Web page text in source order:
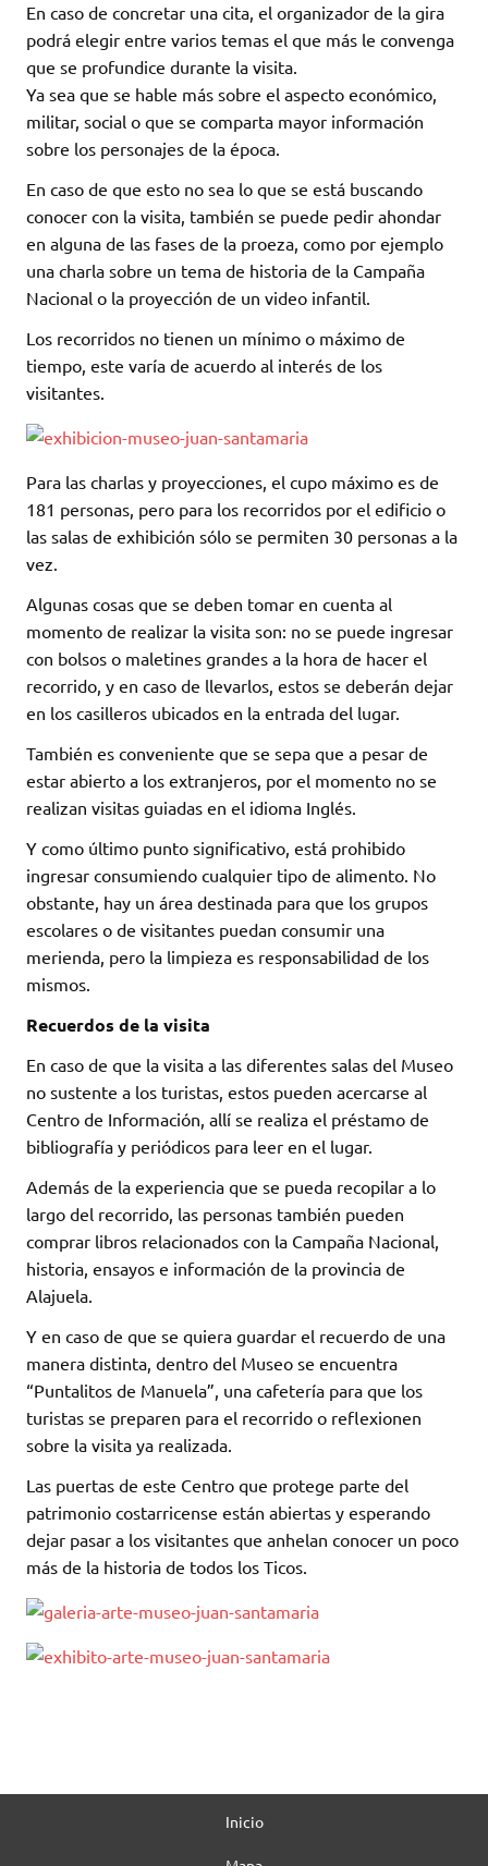
En caso de concretar una cita, el organizador de la gira
podrá elegir entre varios temas el que más le convenga
que se profundice durante la visita.
Ya sea que se hable más sobre el aspecto económico,
militar, social o que se comparta mayor información
sobre los personajes de la época.
En caso de que esto no sea lo que se está buscando
conocer con la visita, también se puede pedir ahondar
en alguna de las fases de la proeza, como por ejemplo
una charla sobre un tema de historia de la Campaña
Nacional o la proyección de un video infantil.
Los recorridos no tienen un mínimo o máximo de
tiempo, este varía de acuerdo al interés de los
visitantes.
Para las charlas y proyecciones, el cupo máximo es de
181 personas, pero para los recorridos por el edificio o
las salas de exhibición sólo se permiten 30 personas a la
vez.
Algunas cosas que se deben tomar en cuenta al
momento de realizar la visita son: no se puede ingresar
con bolsos o maletines grandes a la hora de hacer el
recorrido, y en caso de llevarlos, estos se deberán dejar
en los casilleros ubicados en la entrada del lugar.
También es conveniente que se sepa que a pesar de
estar abierto a los extranjeros, por el momento no se
realizan visitas guiadas en el idioma Inglés.
Y como último punto significativo, está prohibido
ingresar consumiendo cualquier tipo de alimento. No
obstante, hay un área destinada para que los grupos
escolares o de visitantes puedan consumir una
merienda, pero la limpieza es responsabilidad de los
mismos.
Recuerdos de la visita
En caso de que la visita a las diferentes salas del Museo
no sustente a los turistas, estos pueden acercarse al
Centro de Información, allí se realiza el préstamo de
bibliografía y periódicos para leer en el lugar.
Además de la experiencia que se pueda recopilar a lo
largo del recorrido, las personas también pueden
comprar libros relacionados con la Campaña Nacional,
historia, ensayos e información de la provincia de
Alajuela.
Y en caso de que se quiera guardar el recuerdo de una
manera distinta, dentro del Museo se encuentra
“Puntalitos de Manuela”, una cafetería para que los
turistas se preparen para el recorrido o reflexionen
sobre la visita ya realizada.
Las puertas de este Centro que protege parte del
patrimonio costarricense están abiertas y esperando
dejar pasar a los visitantes que anhelan conocer un poco
más de la historia de todos los Ticos.
Inicio